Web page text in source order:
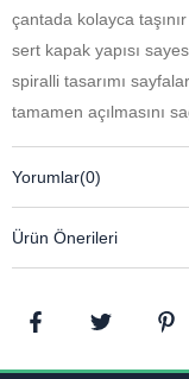
çantada kolayca
sert kapak yapısı
spiralli tasarımı
tamamen açılmasını
yapma ve yazı yazma
olan sticker sayfası ile
kullanım
kullanım için pratik ve
Yorumlar(0)
Ürün Önerileri